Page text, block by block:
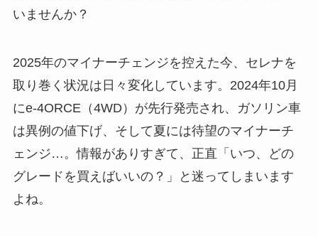
いませんか？
2025年のマイナーチェンジを控えた今、セレナを
取り巻く状況は日々変化しています。2024年10月
にe-4ORCE（4WD）が先行発売され、ガソリン車
は異例の値下げ、そして夏には待望のマイナーチ
ェンジ…。情報がありすぎて、正直「いつ、どの
グレードを買えばいいの？」と迷ってしまいます
よね。